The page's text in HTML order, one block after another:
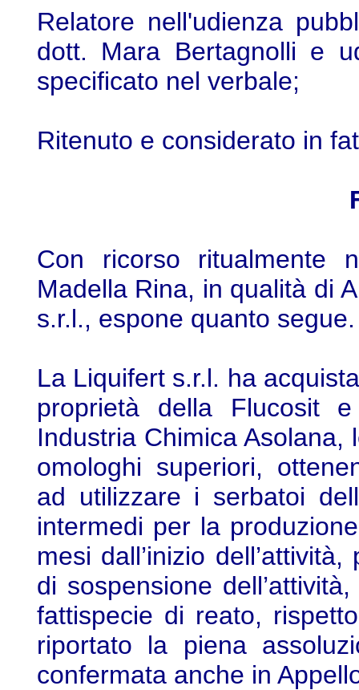
Relatore nell'udienza
dott. Mara Bertagnolli e
specificato nel verbale;
Ritenuto e considerato in
Con ricorso ritualmente
Madella Rina, in qualità di
s.r.l., espone quanto segue.
La Liquifert s.r.l. ha
proprietà della Flucosit
Industria Chimica
omologhi superiori,
ad utilizzare i serbatoi
intermedi per la
mesi dall’inizio
di sospensione
fattispecie di reato,
riportato la piena
confermata anche in